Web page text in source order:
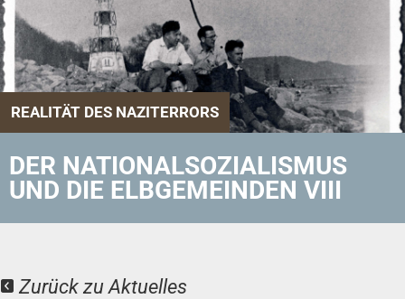
REALITÄT DES NAZITERRORS
DER NATIONALSOZIALISMUS
UND DIE ELBGEMEINDEN VIII
Zurück zu Aktuelles